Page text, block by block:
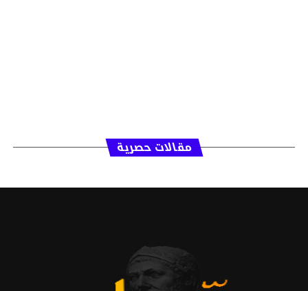
مقالات حصرية